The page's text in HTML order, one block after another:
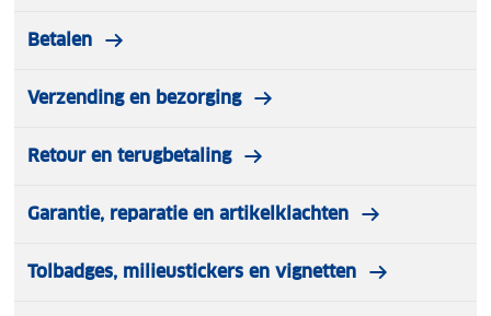
Betalen
Verzending en bezorging
Retour en terugbetaling
Garantie, reparatie en artikelklachten
Tolbadges, milieustickers en vignetten